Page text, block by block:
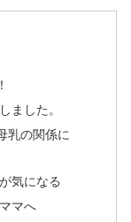
ました。
乳の関係に
気になる
マへ